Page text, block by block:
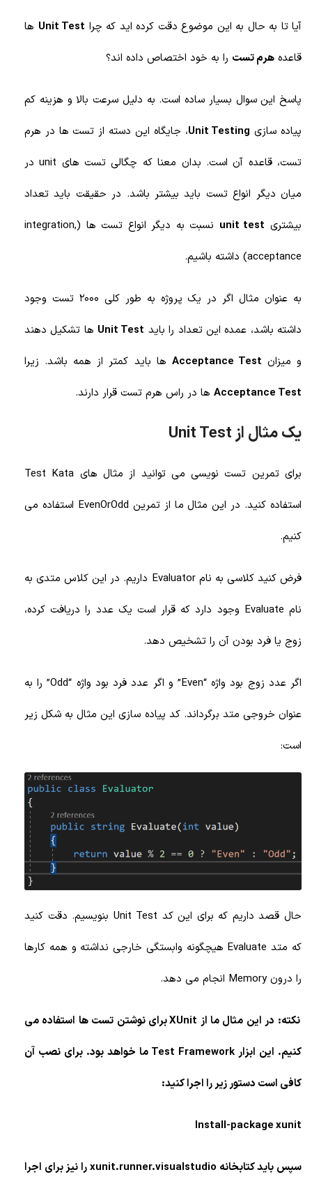
آیا تا به حال به این موضوع دقت کرده اید که چرا Unit Test ها
قاعده هرم تست را به خود اختصاص داده اند؟
پاسخ این سوال بسیار ساده است. به دلیل سرعت بالا و هزینه کم
پیاده سازی Unit Testing، جایگاه این دسته از تست ها در هرم
تست، قاعده آن است. بدان معنا که چگالی تست های unit
در
میان دیگر انواع تست باید بیشتر باشد. در حقیقت باید تعداد
بیشتری unit test
نسبت به دیگر انواع تست ها (integration,
acceptance) داشته باشیم.
به عنوان مثال اگر در یک پروژه به طور کلی 2000 تست وجود
داشته باشد، عمده این تعداد را باید Unit Test ها تشکیل دهند
و میزان Acceptance Test ها باید کمتر از همه باشد. زیرا
Acceptance Test ها در راس هرم تست قرار دارند.
یک مثال از Unit Test
برای تمرین تست نویسی می توانید از مثال های Test Kata
استفاده کنید. در این مثال ما از تمرین EvenOrOdd استفاده می
کنیم.
فرض کنید کلاسی به نام Evaluator داریم. در این کلاس متدی به
نام Evaluate وجود دارد که قرار است یک عدد را دریافت کرده،
زوج یا فرد بودن آن را تشخیص دهد.
اگر عدد زوج بود واژه “Even” و اگر عدد فرد بود واژه “Odd” را به
عنوان خروجی متد برگرداند. کد پیاده سازی این مثال به شکل زیر
است:
حال قصد داریم که برای این کد Unit Test بنویسیم. دقت کنید
که متد Evaluate
هیچگونه وابستگی خارجی نداشته و همه کارها
را درونMemory انجام می دهد.
نکته: در این مثال ما از XUnit برای نوشتن تست ها استفاده می
کنیم. این ابزار Test Framework ما خواهد بود. برای نصب آن
کافی است دستور زیر را اجرا کنید:
Install-package xunit
سپس باید کتابخانه xunit.runner.visualstudio را نیز برای اجرا